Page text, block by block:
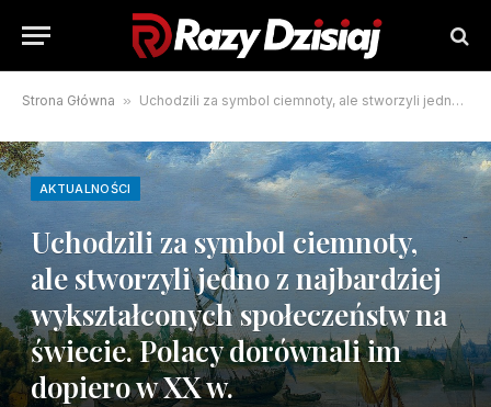
Strona Główna » Uchodzili za symbol ciemnoty, ale stworzyli jedno z najbardziej wykształconych społeczeństw na świecie. Polacy dorównali im dopiero w XX w.
AKTUALNOŚCI
Uchodzili za symbol ciemnoty,
ale stworzyli jedno z najbardziej
wykształconych społeczeństw na
świecie. Polacy dorównali im
dopiero w XX w.